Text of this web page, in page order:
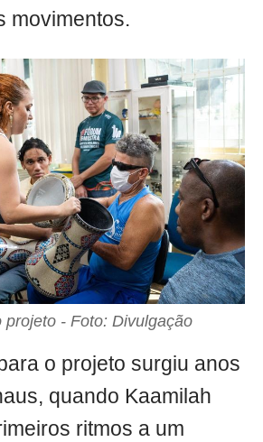
movimentos.
projeto - Foto: Divulgação
o projeto surgiu anos
quando Kaamilah
ritmos a um